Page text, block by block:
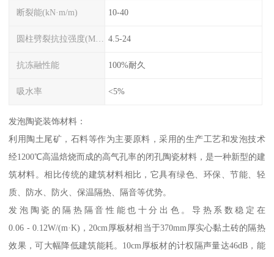
断裂能(kN·m/m) 10-40
圆柱劈裂抗拉强度(MPa) 4.5-24
抗冻融性能 100%耐久
吸水率 <5%
发泡陶瓷装饰材料：
利用陶土尾矿，石料等作为主要原料，采用的生产工艺和发泡技术
经1200℃高温焙烧而成的高气孔率的闭孔陶瓷材料，是一种新型的建
筑材料。相比传统的建筑材料相比，它具有绿色、环保、节能、轻
质、防水、防火、保温隔热、隔音等优势。
发泡陶瓷的隔热隔音性能也十分出色。导热系数稳定在
0.06 - 0.12W/(m·K)，20cm厚板材相当于370mm厚实心黏土砖的隔热
效果，可大幅降低建筑能耗。10cm厚板材的计权隔声量达46dB，能